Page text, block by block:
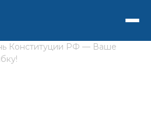
Конституции РФ — Ваше